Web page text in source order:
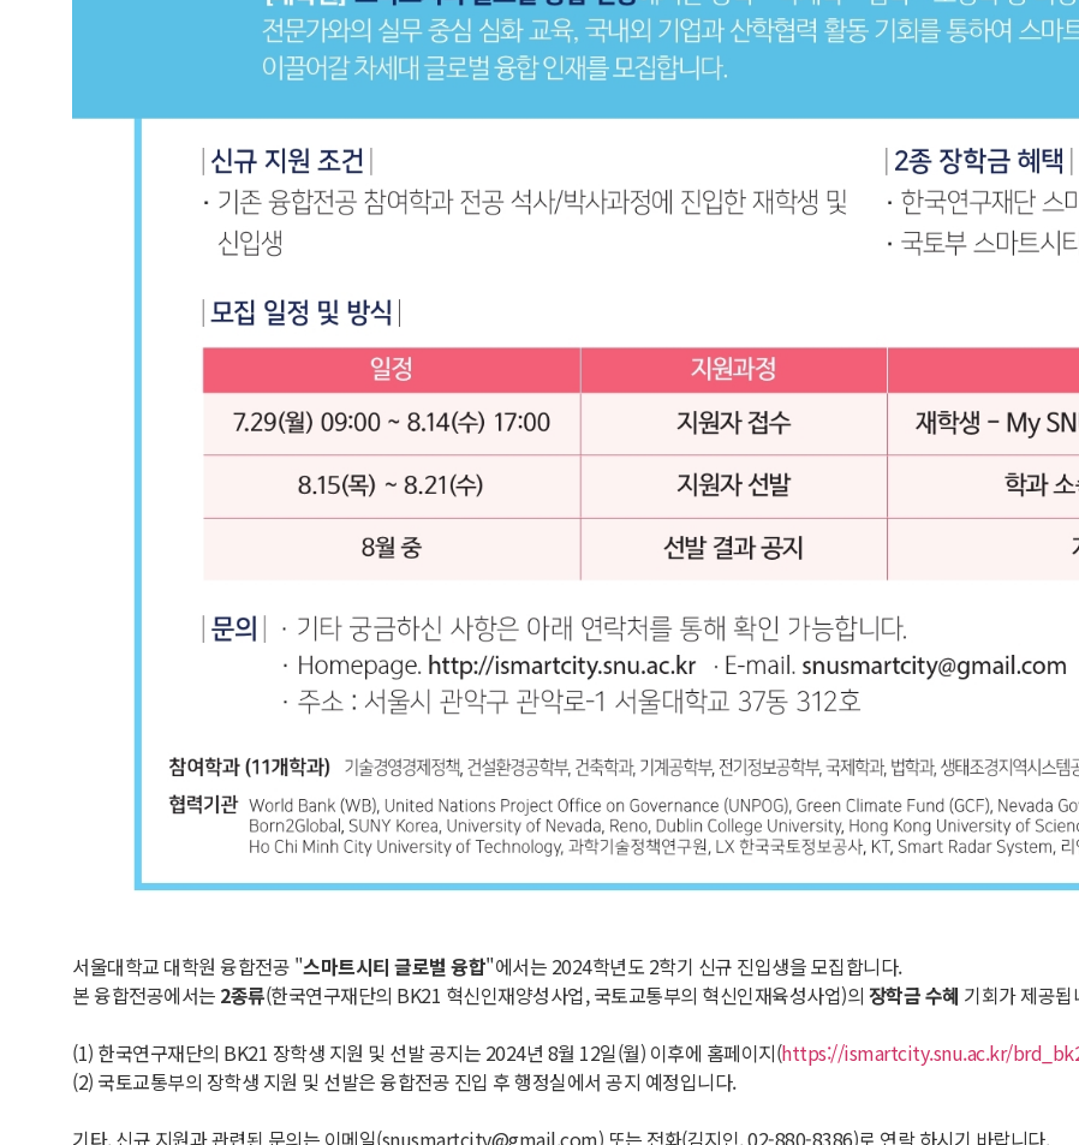
서울대학교 대학원 융합전공 "스마트시티 글로벌 융합"에서는 2024학년도 2학기 신규 진입생을 모집합니다.
본 융합전공에서는 2종류(한국연구재단의 BK21 혁신인재양성사업, 국토교통부의 혁신인재육성사업)의 장학금 수혜 기회가 제공됩
(1) 한국연구재단의 BK21 장학생 지원 및 선발 공지는 2024년 8월 12일(월) 이후에 홈페이지(https://ismartcity.snu.ac.kr/
(2) 국토교통부의 장학생 지원 및 선발은 융합전공 진입 후 행정실에서 공지 예정입니다.
기타, 신규 지원과 관련된 문의는 이메일(snusmartcity@gmail.com) 또는 전화(김지인, 02-880-8386)로 연락 하시기 바랍니다.